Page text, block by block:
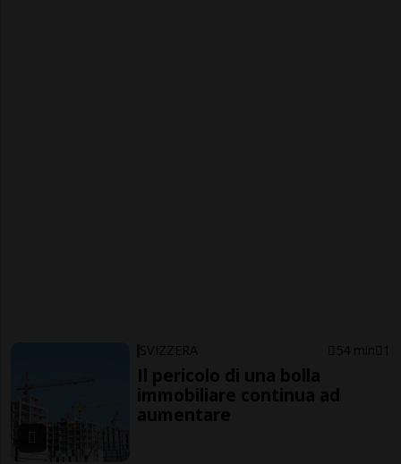
SVIZZERA 54 min 1
Il pericolo di una bolla
immobiliare continua ad
aumentare